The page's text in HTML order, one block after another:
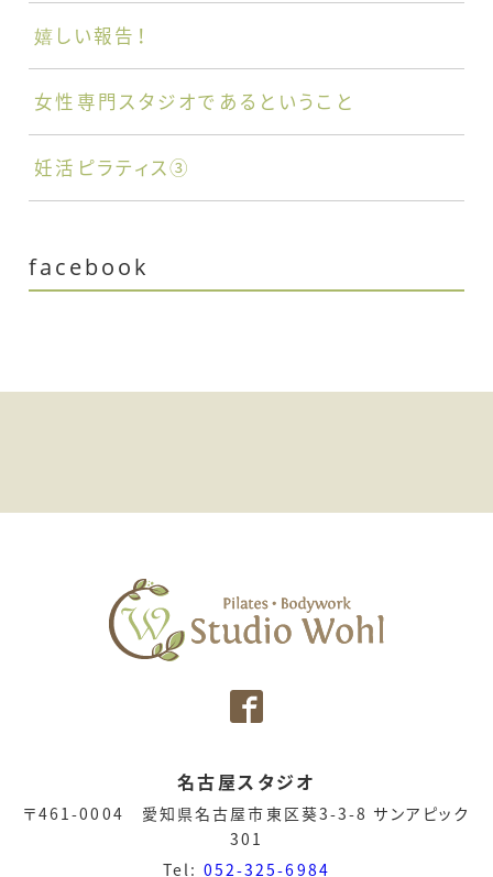
嬉しい報告！
女性専門スタジオであるということ
妊活ピラティス③
facebook
名古屋スタジオ
〒461-0004 愛知県名古屋市東区葵3-3-8 サンアピック
301
Tel: 052-325-6984